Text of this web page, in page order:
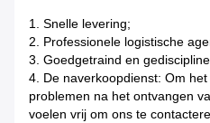
1. Snelle levering;
2. Professionele logistische
3. Goedgetraind en
4. De naverkoopdienst: Om
problemen na het ontvangen
voelen vrij om ons te